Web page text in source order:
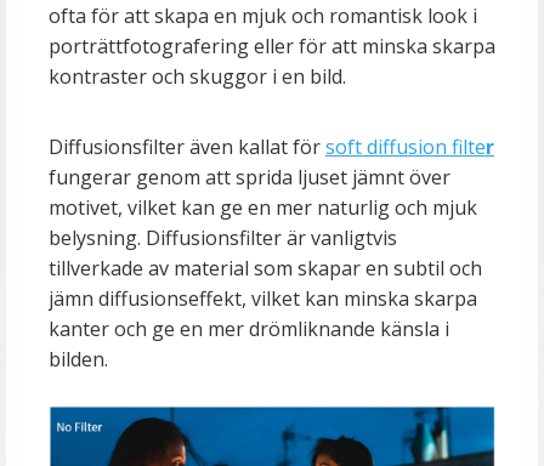
ofta för att skapa en mjuk och romantisk look i
porträttfotografering eller för att minska skarpa
kontraster och skuggor i en bild.
Diffusionsfilter även kallat försoft diffusion filter
fungerar genom att sprida ljuset jämnt över
motivet, vilket kan ge en mer naturlig och mjuk
belysning. Diffusionsfilter är vanligtvis
tillverkade av material som skapar en subtil och
jämn diffusionseffekt, vilket kan minska skarpa
kanter och ge en mer drömliknande känsla i
bilden.